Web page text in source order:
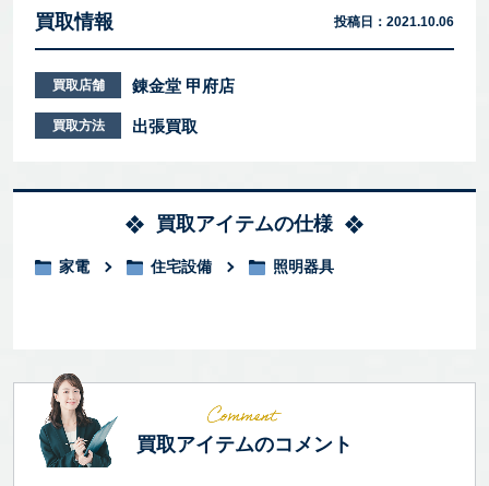
買取情報 投稿日： 2021.10.06
買取店舗 錬金堂 甲府店
買取方法 出張買取
買取アイテムの仕様
家電 住宅設備 照明器具
買取アイテムのコメント